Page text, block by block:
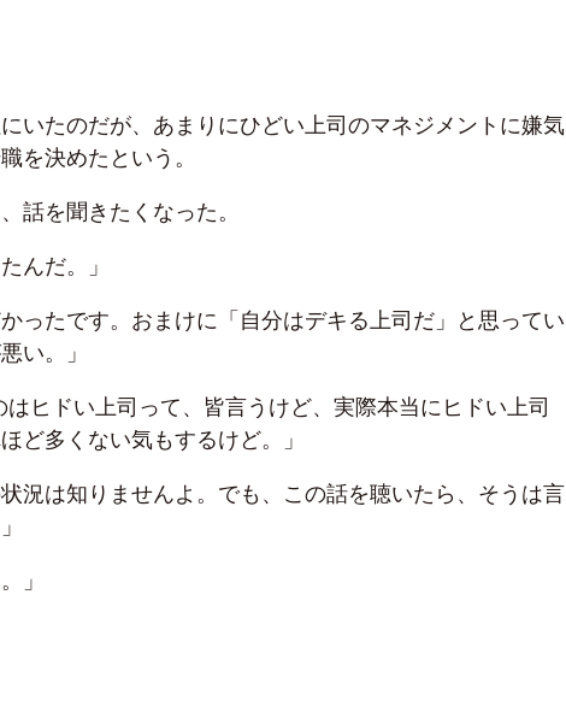
いたのだが、あまりにひどい上司のマネジメントに嫌気
を決めたという。
話を聞きたくなった。
んだ。」
かったです。おまけに「自分はデキる上司だ」と思ってい
い。」
はヒドい上司って、皆言うけど、実際本当にヒドい上司
ど多くない気もするけど。」
状況は知りませんよ。でも、この話を聴いたら、そうは言
」